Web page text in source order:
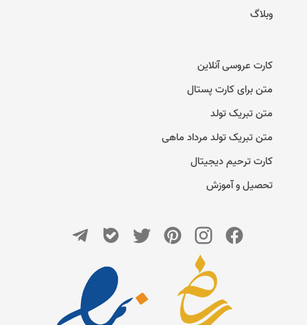
وبلاگ
کارت عروسی آنلاین
متن برای کارت پستال
متن تبریک تولد
متن تبریک تولد مرداد ماهی
کارت ترحیم دیجیتال
تحصیل و آموزش